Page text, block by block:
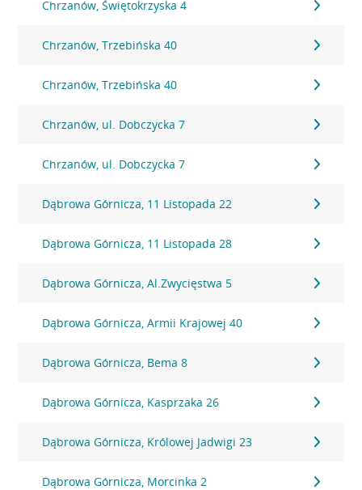
Chrzanów, Świętokrzyska 4
Chrzanów, Trzebińska 40
Chrzanów, Trzebińska 40
Chrzanów, ul. Dobczycka 7
Chrzanów, ul. Dobczycka 7
Dąbrowa Górnicza, 11 Listopada 22
Dąbrowa Górnicza, 11 Listopada 28
Dąbrowa Górnicza, Al.Zwycięstwa 5
Dąbrowa Górnicza, Armii Krajowej 40
Dąbrowa Górnicza, Bema 8
Dąbrowa Górnicza, Kasprzaka 26
Dąbrowa Górnicza, Królowej Jadwigi 23
Dąbrowa Górnicza, Morcinka 2